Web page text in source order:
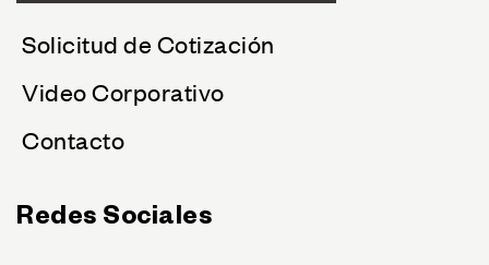
Solicitud de Cotización
Video Corporativo
Contacto
Redes Sociales